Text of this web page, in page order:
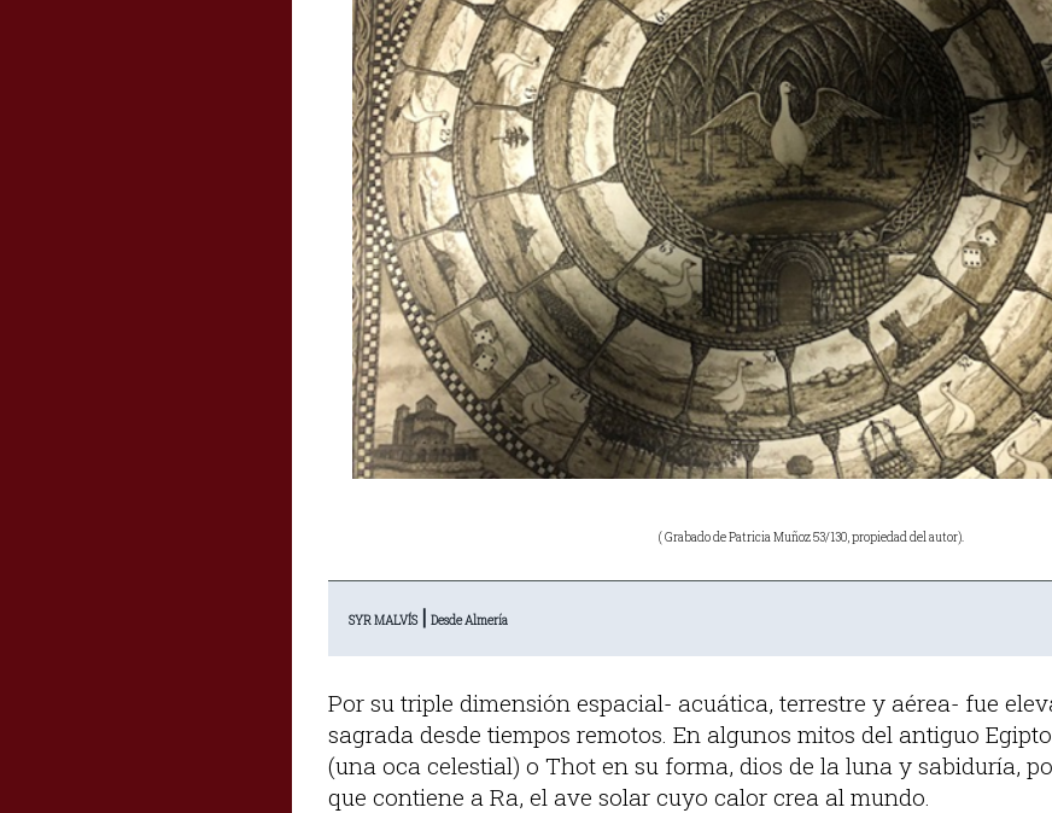
( Grabado de Patricia Muñoz 53/130, propiedad del autor).
SYR MALVÍS | Desde Almería
Por su triple dimensión espacial- acuática, terrestre y aérea- fue
sagrada desde tiempos remotos. En algunos mitos del antiguo
(una oca celestial) o Thot en su forma, dios de la luna y sabiduría,
que contiene a Ra, el ave solar cuyo calor crea al mundo.